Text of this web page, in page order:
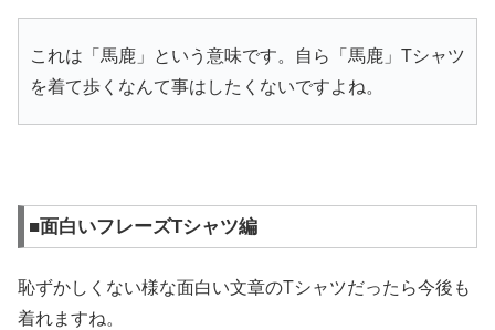
これは「馬鹿」という意味です。自ら「馬鹿」Tシャツ
を着て歩くなんて事はしたくないですよね。
■面白いフレーズTシャツ編
恥ずかしくない様な面白い文章のTシャツだったら今後も
着れますね。